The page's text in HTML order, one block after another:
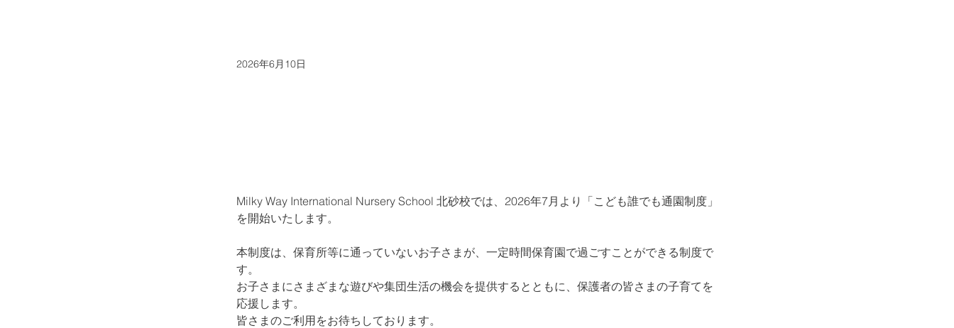
2026年6月10日
Milky Way International Nursery School 北砂校では、2026年7月より「こども誰でも通園制度」
を開始いたします。
本制度は、保育所等に通っていないお子さまが、一定時間保育園で過ごすことができる制度で
す。
お子さまにさまざまな遊びや集団生活の機会を提供するとともに、保護者の皆さまの子育てを
応援します。
皆さまのご利用をお待ちしております。